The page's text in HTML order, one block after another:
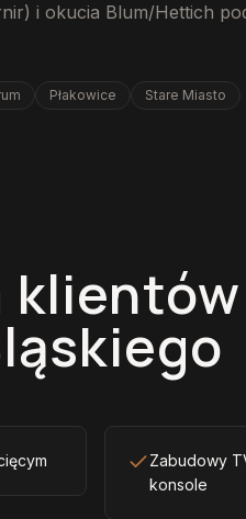
i okucia Blum/Hettich
Płakowice Stare Miasto
Zabudowy
konsole